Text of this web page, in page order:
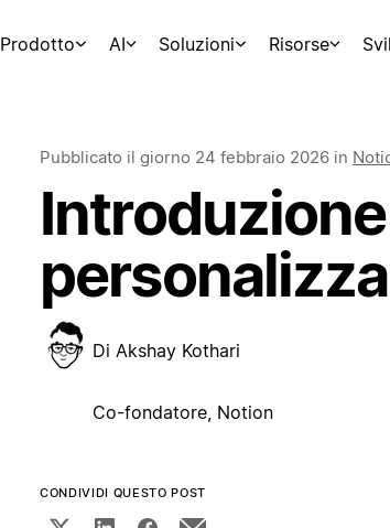
Prodotto AI Soluzioni Risorse
Pubblicato il giorno 24 febbraio 2026 in
Di Akshay Kothari
Co-fondatore, Notion
CONDIVIDI QUESTO POST